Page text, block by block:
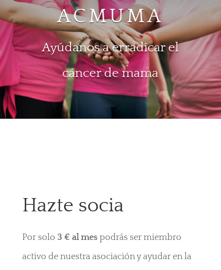
ACMUMA
Ayúdanos a erradicar el
cáncer de mama
Hazte socia
Por solo 3 € al mes podrás ser miembro
activo de nuestra asociación y ayudar en la